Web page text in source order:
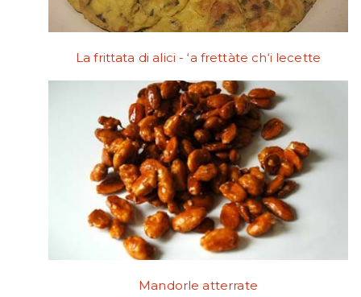
La frittata di alici - ‘a frettàte ch‘i lecette
Mandorle atterrate